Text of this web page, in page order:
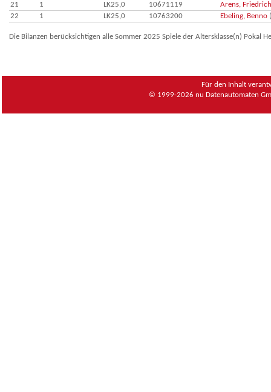
21
1 LK25,0 10671119
Arens, Friedrich
22
1 LK25,0 10763200 Ebeling, Benno
Die Bilanzen berücksichtigen alle Sommer 2025 Spiele der Altersklasse(n) Pokal
Für den Inhalt
© 1999-2026 nu Datenautomaten